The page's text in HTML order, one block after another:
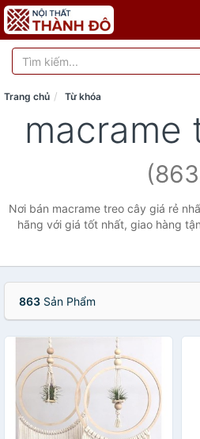
Trang chủ Từ khóa
macrame
Nơi bán macrame treo cây giá rẻ
hãng với giá tốt nhất, giao hàng
863 Sản Phẩm